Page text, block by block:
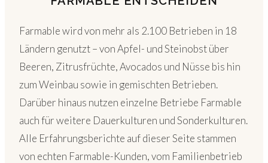
Farmable wird von mehr als 2.100 Betrieben in 18
Ländern genutzt – von Apfel- und Steinobst über
Beeren, Zitrusfrüchte, Avocados und Nüsse bis hin
zum Weinbau sowie in gemischten Betrieben.
Darüber hinaus nutzen einzelne Betriebe Farmable
auch für weitere Dauerkulturen und Sonderkulturen.
Alle Erfahrungsberichte auf dieser Seite stammen
von echten Farmable-Kunden, vom Familienbetrieb